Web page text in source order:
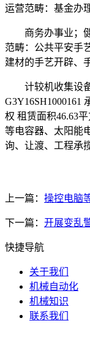
运营范畴：基金办
商务办事业；健
范畴：公共平安手
建材的手艺开辟、
计较机收集设备
G3Y16SH1000161
权 租赁面积46.63
等电容器、太阳能
询、让渡、工程承
上一篇： 操控电脑
下一篇： 开展变乱
快捷导航
关于我们
机械自动化
机械知识
联系我们